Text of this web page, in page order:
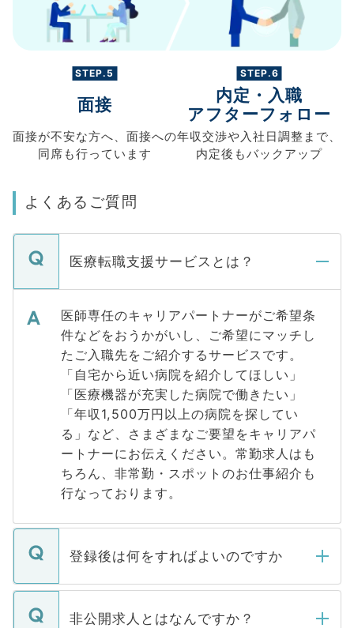
STEP.5
面接
面接が不安な方へ、 面接への
同席も行っています
STEP.6
内定・入職
アフターフォロー
年収交渉や入社日調整まで、
内定後もバックアップ
よくあるご質問
医療転職支援サービスとは？
医師専任のキャリアパートナーがご希望条
件などをおうかがいし、ご希望にマッチし
たご入職先をご紹介するサービスです。
「自宅から近い病院を紹介してほしい」
「医療機器が充実した病院で働きたい」
「年収1,500万円以上の病院を探してい
る」など、さまざまなご要望をキャリアパ
ートナーにお伝えください。常勤求人はも
ちろん、非常勤・スポットのお仕事紹介も
行なっております。
登録後は何をすればよいのですか
ご登録いただきましたら、弊社担当者がご
登録内容を確認し、その後メールもしくは
非公開求人とはなんですか？